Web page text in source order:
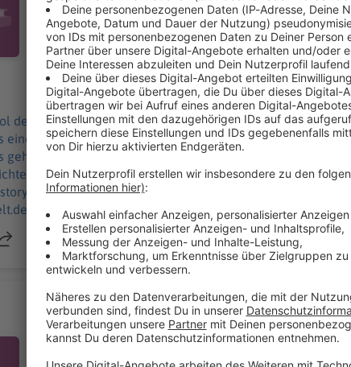
Podcast von WELT. Immer montags und donnerstags ab 6 Uhr. Wir freuen uns über
history@welt.de. Produktion: Marvin Schwarz Host/Redaktion: Wim Orth Redaktion: Imke Rabiega
Impressum: https://www.welt.de/services/
https://www.welt.de/services/article157550705/
06.01.2025 01:30 / 19min
des russischen Staatsapparates und das Zentrum der
einer kleinen Holzfestung der Kern der russischen
um einen teuren Modeklassiker, den man nicht einfach kaufen kann:
ist der neue History-Podcast von WELT. Immer montags und
Redaktion: Wim Orth Redaktion: Imke Rabiega Impressum:
services/article7893735/Impressum.html Datenschutz:
services/article157550705/Datenschutzerklaerung-
Bäder unsere Gesellschaft prägten
Wie öffentliche Bäder unsere Gesellschaft
Bis Mitte des 20. Jahrhunderts hatten die meisten
Badehäuser sicherten die Hygiene, aber brachten
die Geschichte der Bäder von der Sanitäranlage zum Wellnesstempel. "Aha!